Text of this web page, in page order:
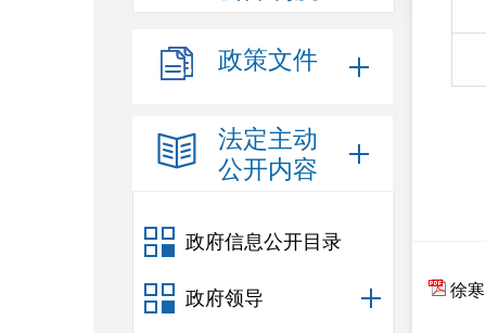
政策文件
法定主动
公开内容
政府信息公开目录
政府领导 徐